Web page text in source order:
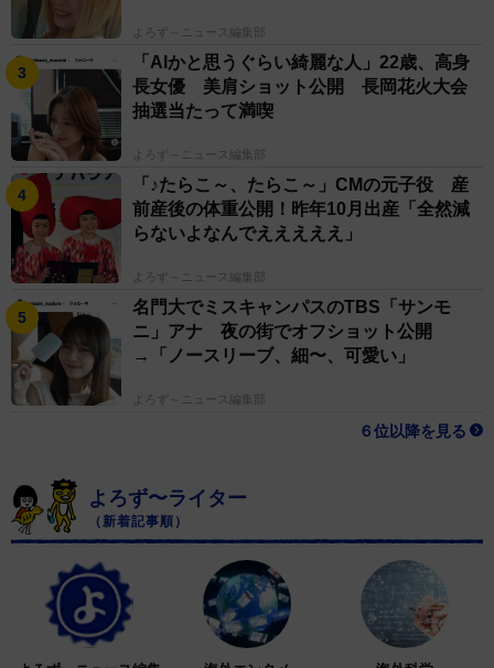
――インコがお父さんの頭を気に入った理由について
EMI：見晴らしがいいのと、安心できる場所になってい
るのかなと思っています。頭の上では周りを見渡したり
して、とても落ち着いた様子でした。
――お父さんも嬉しそうに見えますね。
EMI：家族みんなで微笑ましく見守っていますが、父も
なんだかんだ嬉しそうにしています。
――このインコが来てから、ご家族に変化はありました
か。
EMI：自然と会話や笑う時間が増え、家族みんな癒やさ
私の膝に乗って、お腹の前で「喜びの舞い」をしてくれ
たこともありました。本当に不思議な力を持った鳥だな
と感じます。
よろず～ニュース編集部
「AIかと思うぐらい綺麗な人」22歳、高身
長女優 美肩ショット公開 長岡花火大会
抽選当たって満喫
よろず～ニュース編集部
「♪たらこ～、たらこ～」CMの元子役 産
前産後の体重公開！昨年10月出産「全然減
らないよなんでえええええ」
よろず～ニュース編集部
名門大でミスキャンパスのTBS「サンモ
ニ」アナ 夜の街でオフショット公開
→「ノースリーブ、細〜、可愛い」
よろず～ニュース編集部
６位以降を見る
よろず〜ライター
（新着記事順）